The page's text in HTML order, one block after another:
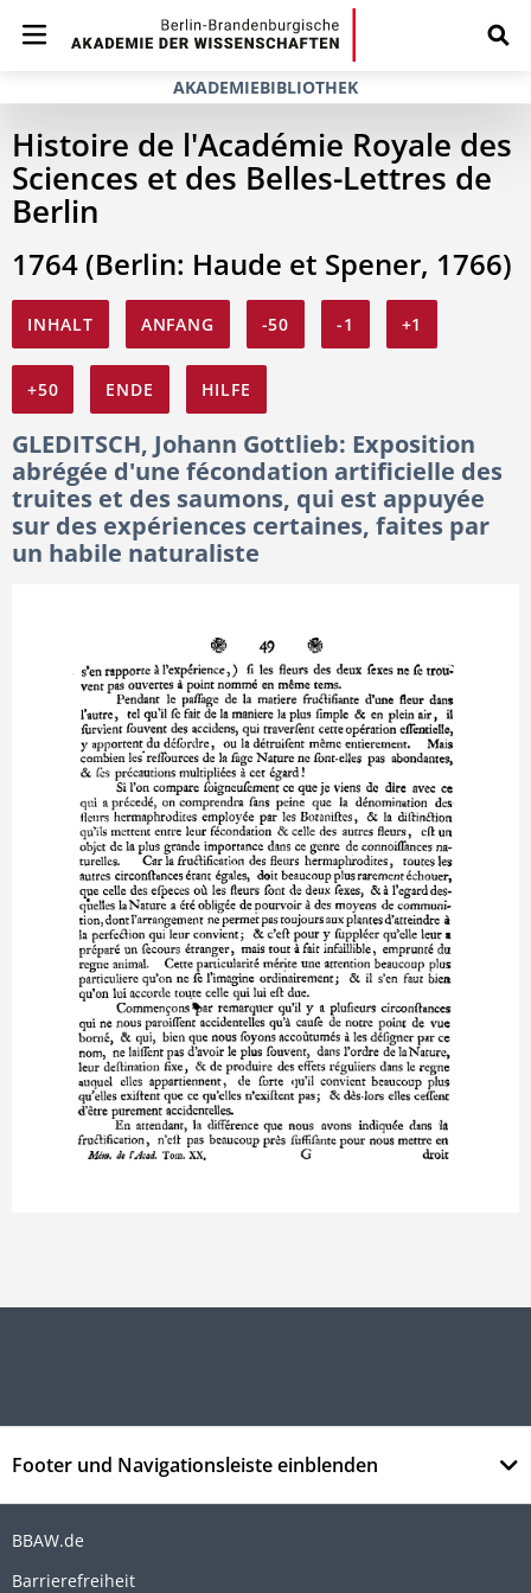
AKADEMIEBIBLIOTHEK
Histoire de l'Académie Royale des
Sciences et des Belles-Lettres de
Berlin
1764 (Berlin: Haude et Spener, 1766)
INHALT ANFANG -50 -1 +1
+50 ENDE HILFE
GLEDITSCH, Johann Gottlieb: Exposition
abrégée d'une fécondation artificielle des
truites et des saumons, qui est appuyée
sur des expériences certaines, faites par
un habile naturaliste
Footer und Navigationsleiste einblenden
BBAW.de
Barrierefreiheit